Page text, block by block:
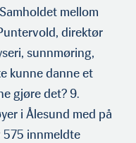
mellom
direktør
sunnmøring,
kunne danne et
gjøre det? 9.
i Ålesund med på
575 innmeldte